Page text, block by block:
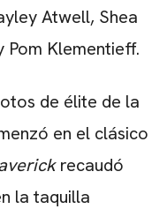
Atwell, Shea
Pom Klementieff.
de élite de la
en el clásico
recaudó
la taquilla